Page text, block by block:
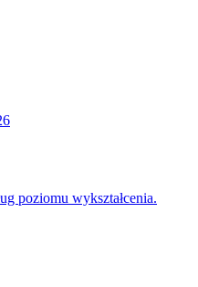
poziomu wykształcenia.